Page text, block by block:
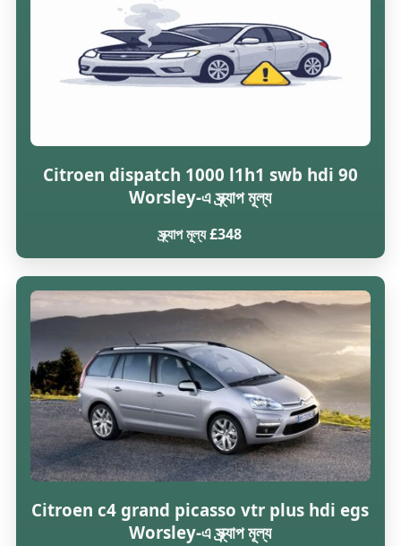
Citroen dispatch 1000 l1h1 swb hdi 90
Worsley-এ স্ক্র্যাপ মূল্য
স্ক্র্যাপ মূল্য £348
Citroen c4 grand picasso vtr plus hdi egs
Worsley-এ স্ক্র্যাপ মূল্য